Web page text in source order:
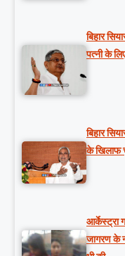
बिहार
पत्नी के
बिहार
के खिलाफ
आर्केस्ट्रा
जागरण के